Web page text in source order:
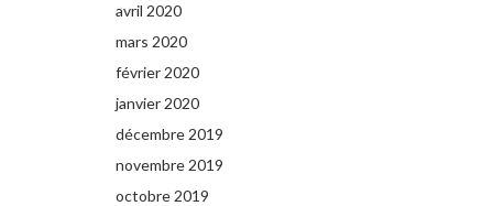
avril 2020
mars 2020
février 2020
janvier 2020
décembre 2019
novembre 2019
octobre 2019